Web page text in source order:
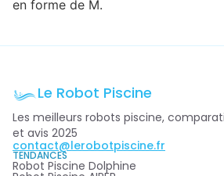
en forme de M.
Le Robot Piscine
Les meilleurs robots piscine,
et avis 2025
contact@lerobotpiscine.fr
TENDANCES
Robot Piscine Dolphine